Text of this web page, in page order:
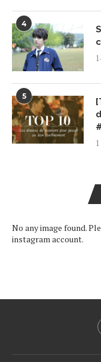
4
5
No any image found.
instagram account.